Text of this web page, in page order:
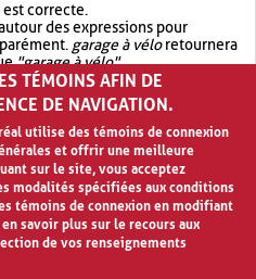
correcte.
des expressions pour
garage à véloretournera
"garage à vélo".
avec OR.garage OR vélo
résultat quegarage à vélo
TÉMOINS AFIN DE
DE NAVIGATION.
utilise des témoins de connexion
et offrir une meilleure
sur le site, vous acceptez
modalités spécifiées aux conditions
témoins de connexion en modifiant
savoir plus sur le recours aux
de vos renseignements